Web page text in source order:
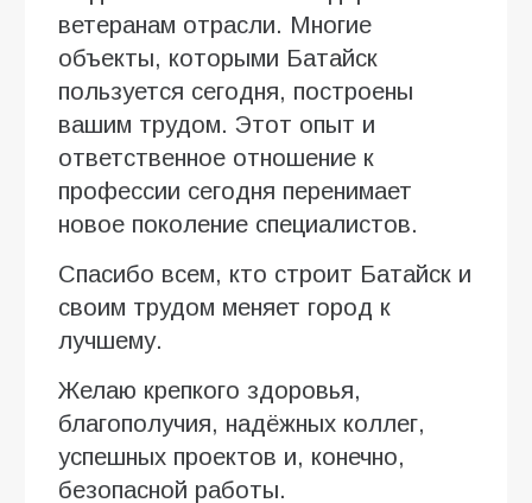
ветеранам отрасли. Многие
объекты, которыми Батайск
пользуется сегодня, построены
вашим трудом. Этот опыт и
ответственное отношение к
профессии сегодня перенимает
новое поколение специалистов.
Спасибо всем, кто строит Батайск и
своим трудом меняет город к
лучшему.
Желаю крепкого здоровья,
благополучия, надёжных коллег,
успешных проектов и, конечно,
безопасной работы.